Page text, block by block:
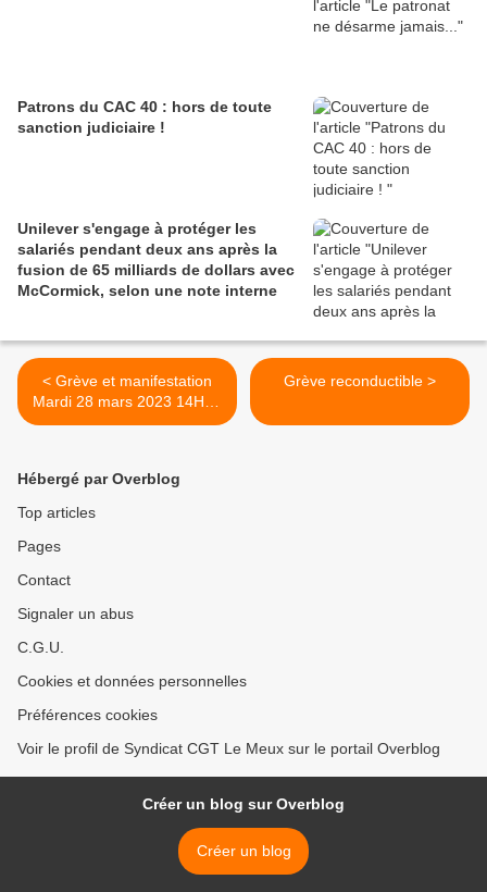
Patrons du CAC 40 : hors de toute
sanction judiciaire !
Unilever s'engage à protéger les
salariés pendant deux ans après la
fusion de 65 milliards de dollars avec
McCormick, selon une note interne
< Grève et manifestation
Mardi 28 mars 2023 14H30
Compiegne Au rond-point
Grève reconductible >
Hébergé par Overblog
Top articles
Pages
Contact
Signaler un abus
C.G.U.
Cookies et données personnelles
Préférences cookies
Voir le profil de Syndicat CGT Le Meux sur le portail Overblog
Créer un blog sur Overblog
Créer un blog